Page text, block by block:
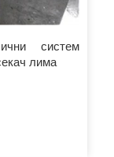
систем
лима